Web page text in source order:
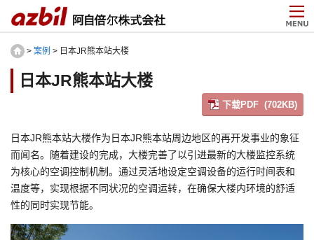
> 案例 > 日本JR熊本站大楼
日本JR熊本站大楼
下载PDF (702KB)
日本JR熊本站大楼作为日本JR熊本站周边地区的再开发事业的象征
而闻名。随着建设的完成，大楼完善了以引进最新的大楼监控系统
为核心的空调控制机制。通过灵活地设定空调设备的运行时间表和
温度等，实现根据不同状况的空调运转，在确保大楼内环境的舒适
性的同时实现节能。